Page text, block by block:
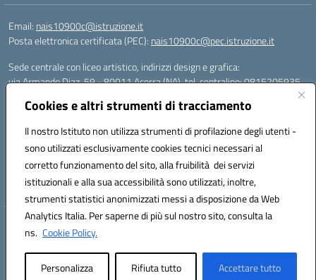
Cookies e altri strumenti di tracciamento
Il nostro Istituto non utilizza strumenti di profilazione degli utenti -
sono utilizzati esclusivamente cookies tecnici necessari al
corretto funzionamento del sito, alla fruibilità dei servizi
istituzionali e alla sua accessibilità sono utilizzati, inoltre,
strumenti statistici anonimizzati messi a disposizione da Web
Analytics Italia. Per saperne di più sul nostro sito, consulta la
ns. Cookie Policy.
Personalizza Rifiuta tutto Accettare tutto
Email: nais10900c@istruzione.it
Posta elettronica certificata (PEC): nais10900c@pec.istruzione.it
Sede centrale con liceo artistico, indirizzi design e grafica:
via Armando Diaz, 59 - 80011 Acerra (NA), tel. centralino: 0815205935
via T. Campanella, 80011 Acerra (NA), tel/fax: 0818850905
Sede succursale con liceo musicale:
via S. Pellico, 80011 Acerra (NA), tel: 08119660921
Email: nais10900c@istruzione.it | PEC: nais10900c@pec.istruzione.it |
Nome Ufficio PA: Uff_eFatturaPA | Codice Univoco ufficio: UFOYYV |
C.Fisc: 93056740637
Hosting & Powered by 3D Solution S.r.l.
Concept & Design by Designers Italia